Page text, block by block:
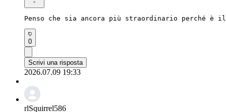
Penso che sia ancora più straordinario perché è
0
Scrivi una risposta
2026.07.09 19:33
rlSquirrel586